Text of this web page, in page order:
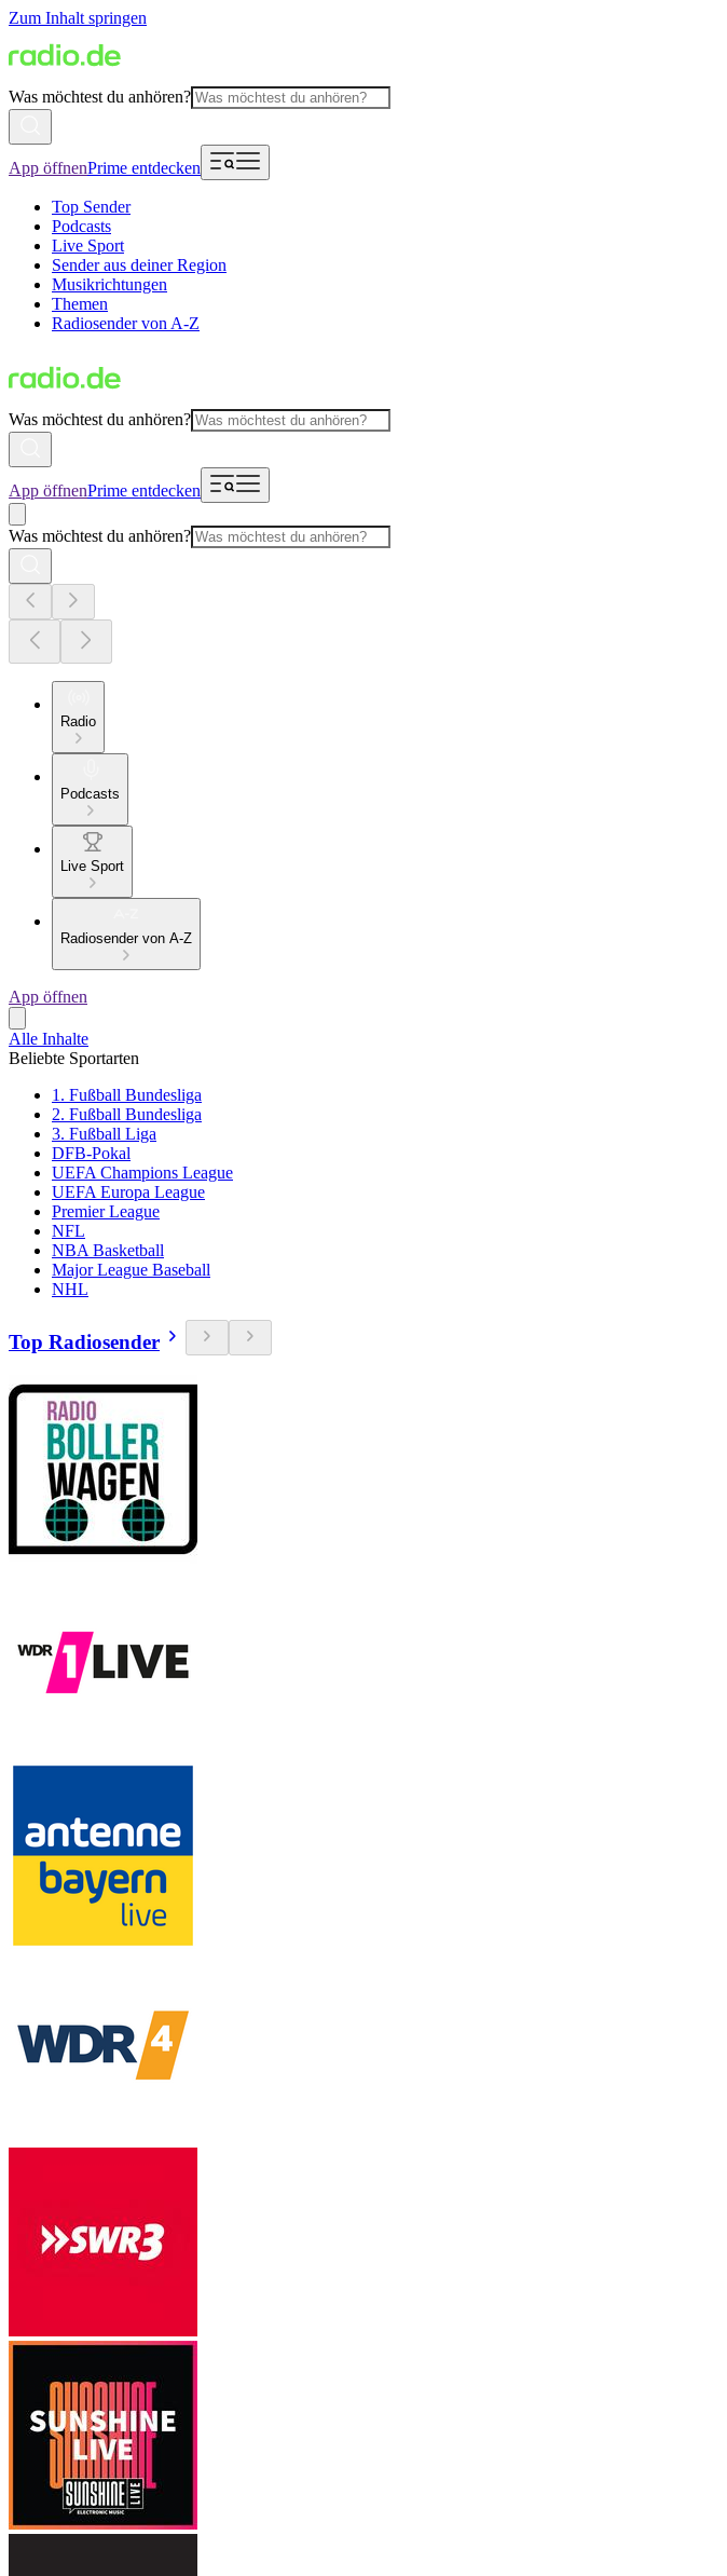
Zum Inhalt springen
Was möchtest du anhören?
App öffnenPrime entdecken
Top Sender
Podcasts
Live Sport
Sender aus deiner Region
Musikrichtungen
Themen
Radiosender von A-Z
Was möchtest du anhören?
App öffnenPrime entdecken
Was möchtest du anhören?
Radio
Podcasts
Live Sport
Radiosender von A-Z
App öffnen
Alle Inhalte
Beliebte Sportarten
1. Fußball Bundesliga
2. Fußball Bundesliga
3. Fußball Liga
DFB-Pokal
UEFA Champions League
UEFA Europa League
Premier League
NFL
NBA Basketball
Major League Baseball
NHL
Top Radiosender